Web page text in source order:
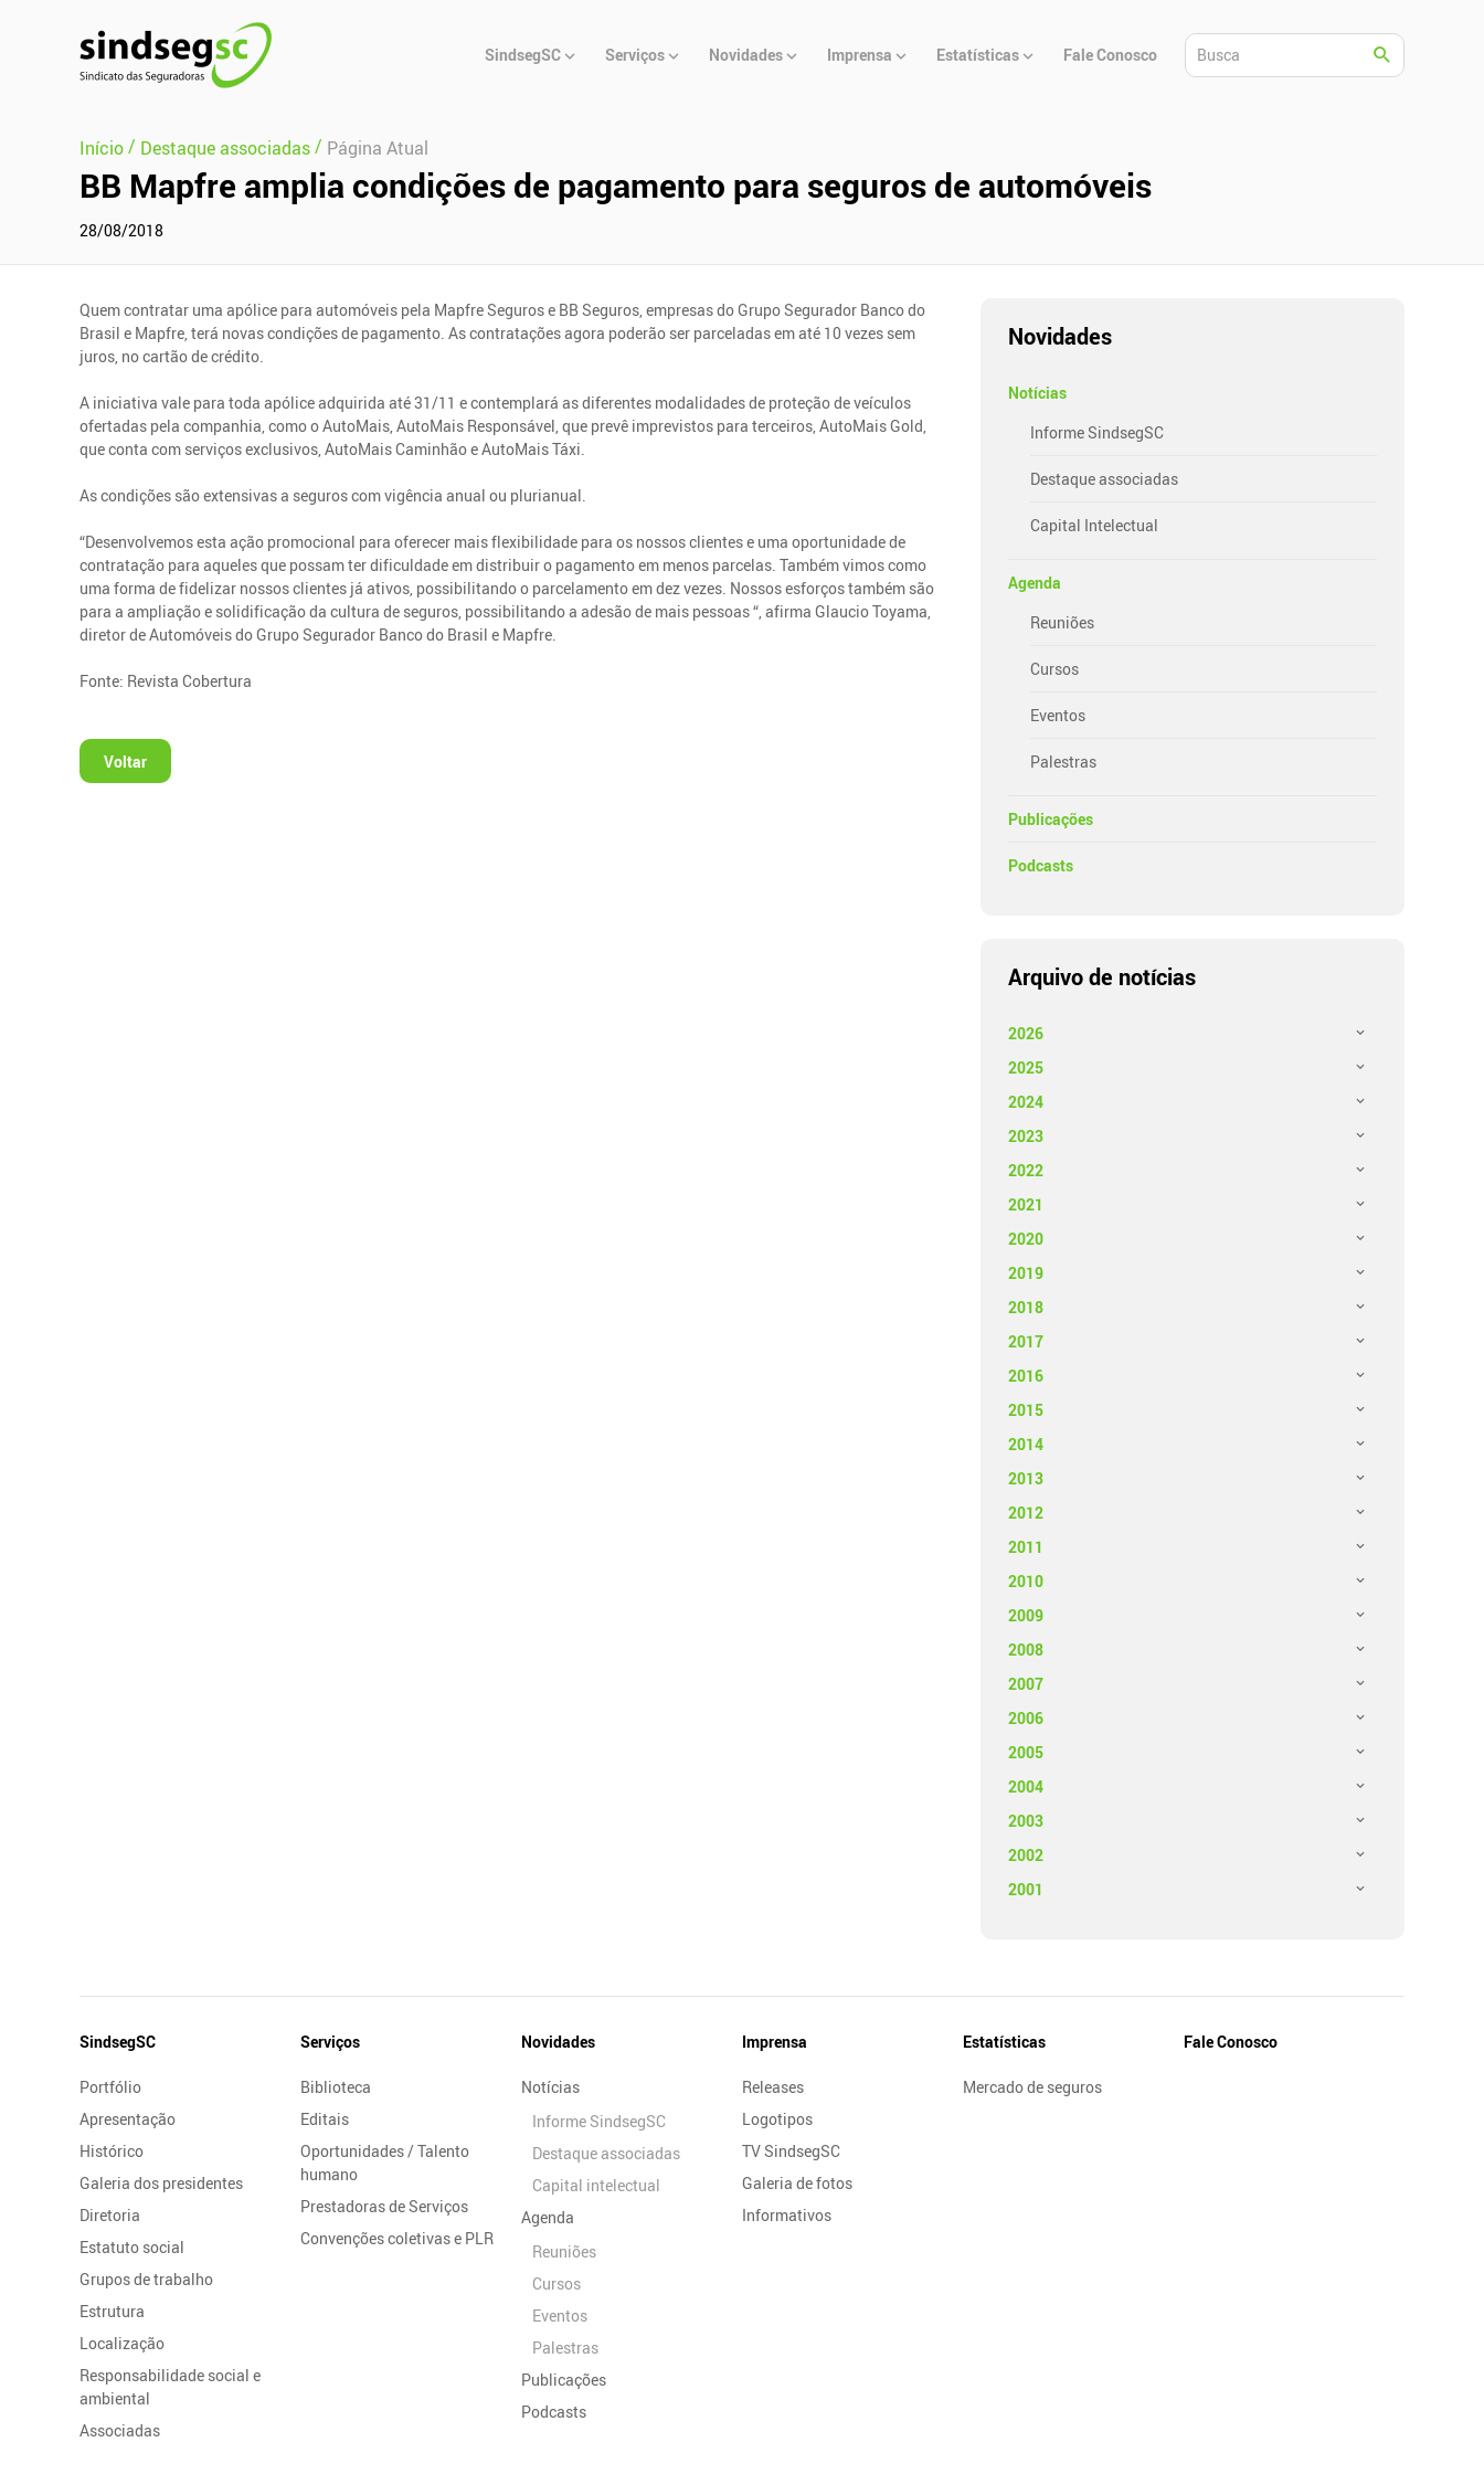
Principal
SindsegSC Serviços Novidades Imprensa Estatísticas Fale Conosco
Início/ Destaque associadas/ Página Atual
BB Mapfre amplia condições de pagamento para seguros de automóveis
28/08/2018
Quem contratar uma apólice para automóveis pela Mapfre Seguros e BB Seguros, empresas do Grupo Segurador Banco do
Brasil e Mapfre, terá novas condições de pagamento. As contratações agora poderão ser parceladas em até 10 vezes sem
juros, no cartão de crédito.
A iniciativa vale para toda apólice adquirida até 31/11 e contemplará as diferentes modalidades de proteção de veículos
ofertadas pela companhia, como o AutoMais, AutoMais Responsável, que prevê imprevistos para terceiros, AutoMais Gold,
que conta com serviços exclusivos, AutoMais Caminhão e AutoMais Táxi.
As condições são extensivas a seguros com vigência anual ou plurianual.
“Desenvolvemos esta ação promocional para oferecer mais flexibilidade para os nossos clientes e uma oportunidade de
contratação para aqueles que possam ter dificuldade em distribuir o pagamento em menos parcelas. Também vimos como
uma forma de fidelizar nossos clientes já ativos, possibilitando o parcelamento em dez vezes. Nossos esforços também são
para a ampliação e solidificação da cultura de seguros, possibilitando a adesão de mais pessoas “, afirma Glaucio Toyama,
diretor de Automóveis do Grupo Segurador Banco do Brasil e Mapfre.
Fonte: Revista Cobertura
Voltar
Novidades
Notícias
Informe SindsegSC
Destaque associadas
Capital Intelectual
Agenda
Reuniões
Cursos
Eventos
Palestras
Publicações
Podcasts
Arquivo de notícias
2026
2025
2024
2023
2022
2021
2020
2019
2018
2017
2016
2015
2014
2013
2012
2011
2010
2009
2008
2007
2006
2005
2004
2003
2002
2001
Mapa
Site
SindsegSC
Portfólio
Apresentação
Histórico
Galeria dos presidentes
Diretoria
Estatuto social
Grupos de trabalho
Estrutura
Localização
Responsabilidade social e
ambiental
Associadas
Serviços
Biblioteca
Editais
Oportunidades / Talento
humano
Prestadoras de Serviços
Convenções coletivas e PLR
Novidades
Notícias
Informe SindsegSC
Destaque associadas
Capital intelectual
Agenda
Reuniões
Cursos
Eventos
Palestras
Publicações
Podcasts
Imprensa
Releases
Logotipos
TV SindsegSC
Galeria de fotos
Informativos
Estatísticas
Mercado de seguros
Fale Conosco